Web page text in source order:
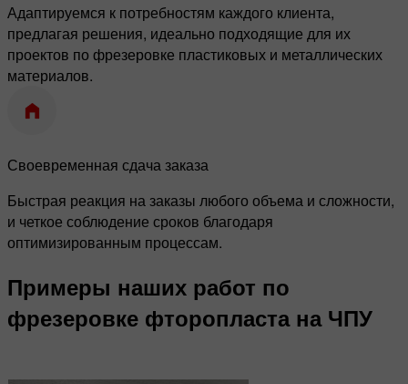
Адаптируемся к потребностям каждого клиента,
предлагая решения, идеально подходящие для их
проектов по фрезеровке пластиковых и металлических
материалов.
Своевременная сдача заказа
Быстрая реакция на заказы любого объема и сложности,
и четкое соблюдение сроков благодаря
оптимизированным процессам.
Примеры наших работ по
фрезеровке фторопласта на ЧПУ